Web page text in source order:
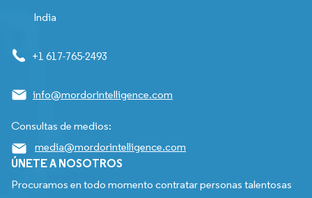
India
+1 617-765-2493
info@mordorintelligence.com
Consultas de medios:
media@mordorintelligence.com
ÚNETE A NOSOTROS
Procuramos en todo momento contratar personas talentosas